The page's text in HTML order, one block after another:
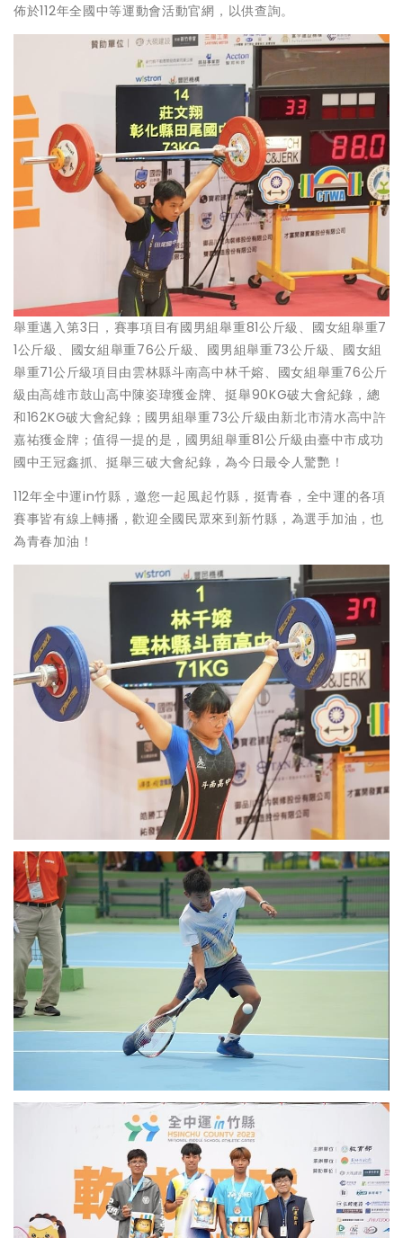
佈於112年全國中等運動會活動官網，以供查詢。
舉重邁入第3日，賽事項目有國男組舉重81公斤級、國女組舉重7
1公斤級、國女組舉重76公斤級、國男組舉重73公斤級、國女組
舉重71公斤級項目由雲林縣斗南高中林千嫆、國女組舉重76公斤
級由高雄市鼓山高中陳姿瑋獲金牌、挺舉90KG破大會紀錄，總
和162KG破大會紀錄；國男組舉重73公斤級由新北市清水高中許
嘉祐獲金牌；值得一提的是，國男組舉重81公斤級由臺中市成功
國中王冠鑫抓、挺舉三破大會紀錄，為今日最令人驚艷！
112年全中運in竹縣，邀您一起風起竹縣，挺青春，全中運的各項
賽事皆有線上轉播，歡迎全國民眾來到新竹縣，為選手加油，也
為青春加油！